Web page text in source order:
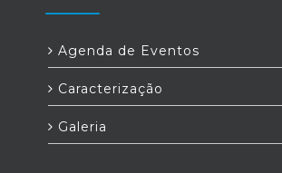
Agenda de Eventos
Caracterização
Galeria